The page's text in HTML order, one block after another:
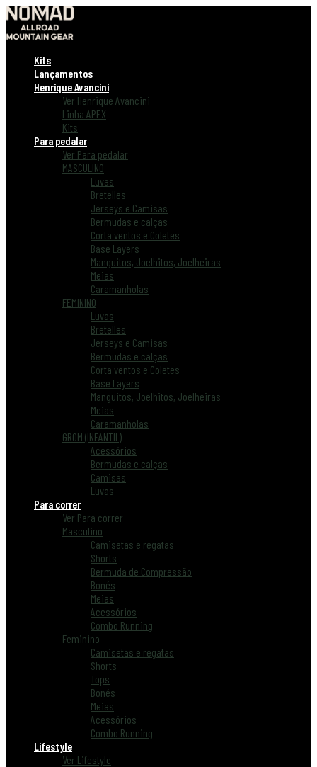
Kits
Lançamentos
Henrique Avancini
Ver Henrique Avancini
Linha APEX
Kits
Para pedalar
Ver Para pedalar
MASCULINO
Luvas
Bretelles
Jerseys e Camisas
Bermudas e calças
Corta ventos e Coletes
Base Layers
Manguitos, Joelhitos, Joelheiras
Meias
Caramanholas
FEMININO
Luvas
Bretelles
Jerseys e Camisas
Bermudas e calças
Corta ventos e Coletes
Base Layers
Manguitos, Joelhitos, Joelheiras
Meias
Caramanholas
GROM (INFANTIL)
Acessórios
Bermudas e calças
Camisas
Luvas
Para correr
Ver Para correr
Masculino
Camisetas e regatas
Shorts
Bermuda de Compressão
Bonés
Meias
Acessórios
Combo Running
Feminino
Camisetas e regatas
Shorts
Tops
Bonés
Meias
Acessórios
Combo Running
Lifestyle
Ver Lifestyle